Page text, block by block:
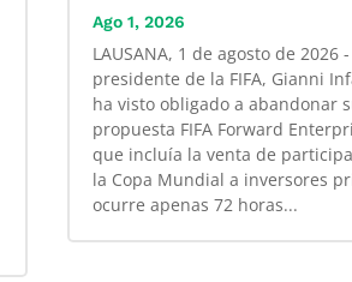
Ago 1, 2026
LAUSANA, 1 de agosto de 2026 -
presidente de la FIFA, Gianni
ha visto obligado a abandonar
propuesta FIFA Forward
que incluía la venta de
la Copa Mundial a inversores
ocurre apenas 72 horas...